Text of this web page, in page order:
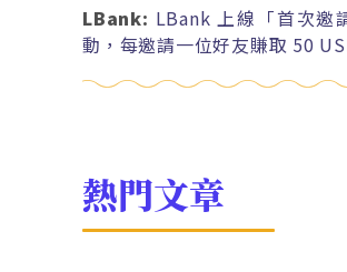
LBank: LBank 上線「首次邀
動，每邀請一位好友賺取 50
熱門文章